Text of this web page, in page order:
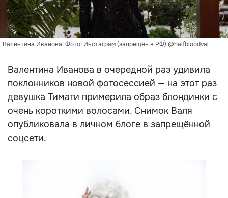
Валентина Иванова. Фото: Инстаграм (запрещён в РФ) @halfbloodval
Валентина Иванова в очередной раз удивила
поклонников новой фотосессией — на этот раз
девушка Тимати примерила образ блондинки с
очень короткими волосами. Снимок Валя
опубликовала в личном блоге в запрещённой
соцсети.